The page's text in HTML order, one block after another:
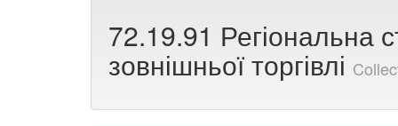
72.19.91 Регіональна
зовнішньої торгівлі